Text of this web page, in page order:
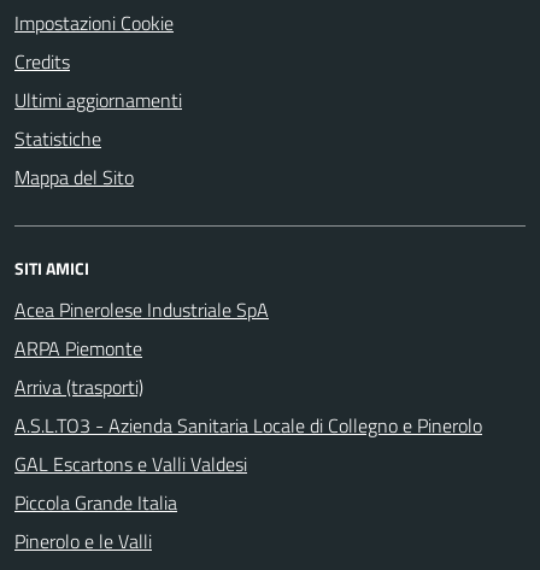
Impostazioni Cookie
Credits
Ultimi aggiornamenti
Statistiche
Mappa del Sito
SITI AMICI
Acea Pinerolese Industriale SpA
ARPA Piemonte
Arriva (trasporti)
A.S.L.TO3 - Azienda Sanitaria Locale di Collegno e Pinerolo
GAL Escartons e Valli Valdesi
Piccola Grande Italia
Pinerolo e le Valli